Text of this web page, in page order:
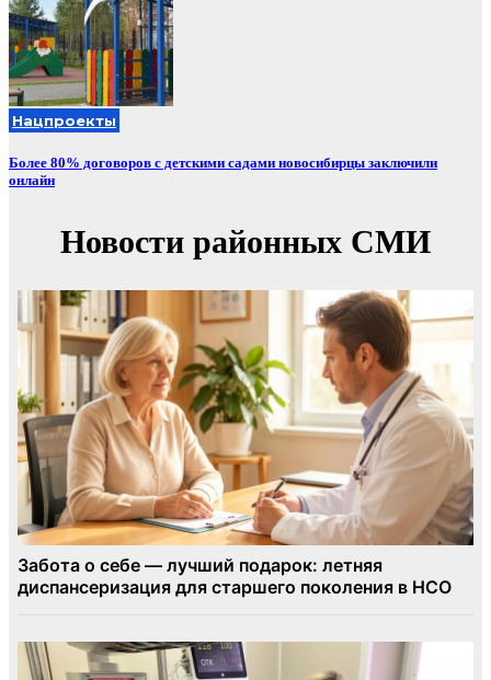
Нацпроекты
Более 80% договоров с детскими садами новосибирцы заключили
онлайн